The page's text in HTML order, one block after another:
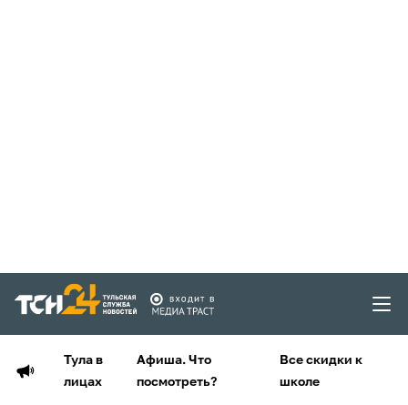
Тула в
лицах
Афиша. Что
посмотреть?
Все скидки к
школе